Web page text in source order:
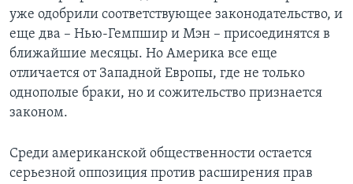
уже одобрили соответствующее законодательство, и
еще два – Нью-Гемпшир и Мэн – присоединятся в
ближайшие месяцы. Но Америка все еще
отличается от Западной Европы, где не только
однополые браки, но и сожительство признается
законом.
Среди американской общественности остается
серьезной оппозиция против расширения прав